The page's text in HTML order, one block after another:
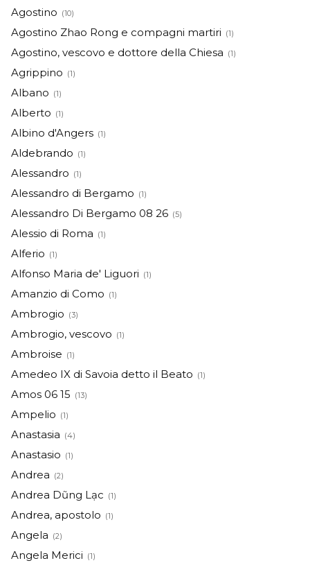
Agostino (10)
Agostino Zhao Rong e compagni martiri (1)
Agostino, vescovo e dottore della Chiesa (1)
Agrippino (1)
Albano (1)
Alberto (1)
Albino d'Angers (1)
Aldebrando (1)
Alessandro (1)
Alessandro di Bergamo (1)
Alessandro Di Bergamo 08 26 (5)
Alessio di Roma (1)
Alferio (1)
Alfonso Maria de' Liguori (1)
Amanzio di Como (1)
Ambrogio (3)
Ambrogio, vescovo (1)
Ambroise (1)
Amedeo IX di Savoia detto il Beato (1)
Amos 06 15 (13)
Ampelio (1)
Anastasia (4)
Anastasio (1)
Andrea (2)
Andrea Dũng Lạc (1)
Andrea, apostolo (1)
Angela (2)
Angela Merici (1)